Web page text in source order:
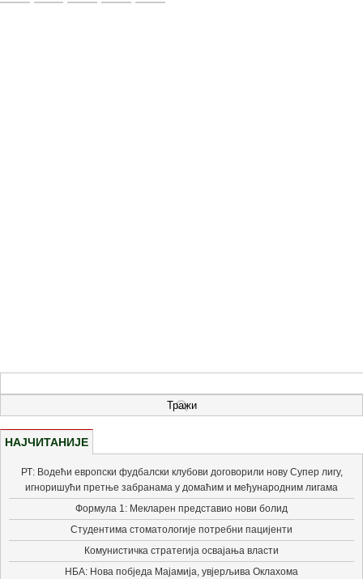
НАЈЧИТАНИЈЕ
РТ: Водећи европски фудбалски клубови договорили нову Супер лигу,
игноришући претње забранама у домаћим и међународним лигама
Формула 1: Мекларен представио нови болид
Студентима стоматологије потребни пацијенти
Комунистичка стратегија освајања власти
НБА: Нова побједа Мајамија, увјерљива Оклахома